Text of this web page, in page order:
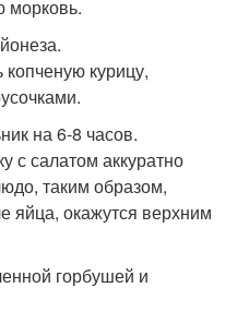
морковь.
курицу,
на 6-8 часов.
с салатом аккуратно
таким образом,
окажутся верхним
горбушей и